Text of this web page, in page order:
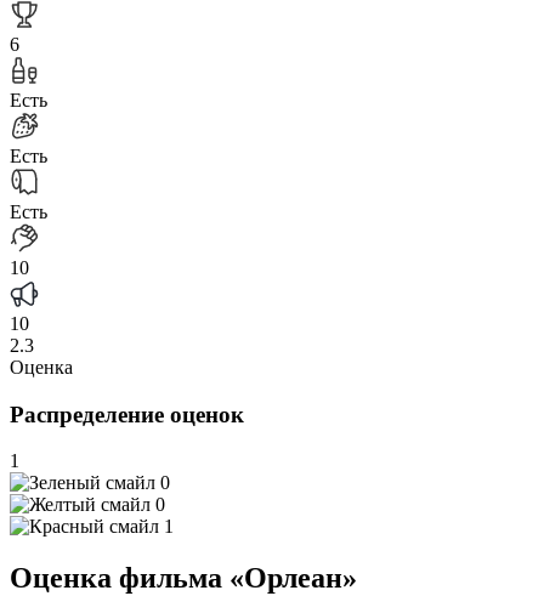
6
Есть
Есть
Есть
10
10
2.3
Оценка
Распределение оценок
1
0
0
1
Оценка фильма «Орлеан»